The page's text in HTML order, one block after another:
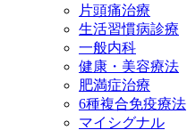
片頭痛治療
生活習慣病診療
一般内科
健康・美容療法
肥満症治療
6種複合免疫療法
マイシグナル